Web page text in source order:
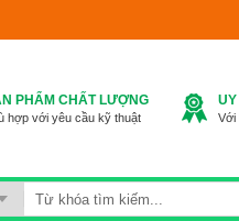
PHẨM CHẤT LƯỢNG
hợp với yêu cầu kỹ thuật Với